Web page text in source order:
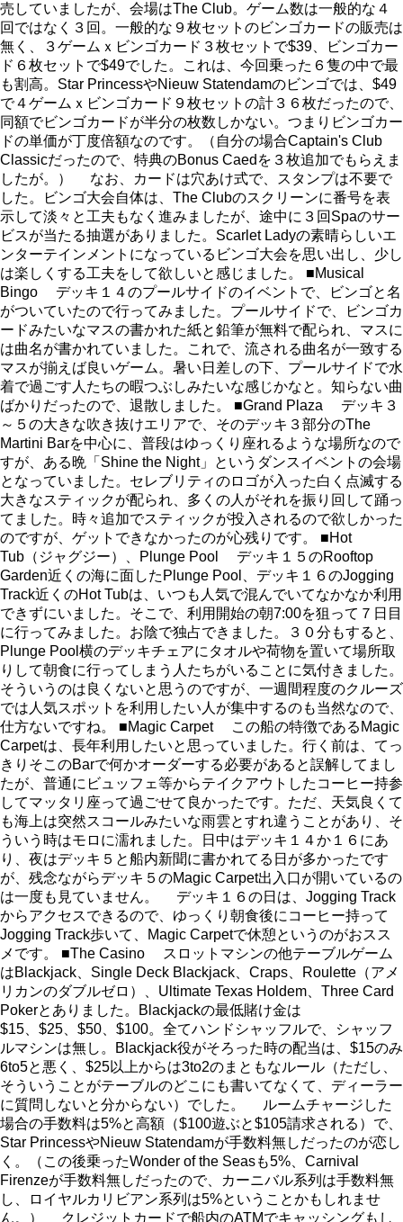
売していましたが、会場はThe Club。ゲーム数は一般的な４
回ではなく３回。一般的な９枚セットのビンゴカードの販売は
無く、３ゲームｘビンゴカード３枚セットで$39、ビンゴカー
ド６枚セットで$49でした。これは、今回乗った６隻の中で最
も割高。Star PrincessやNieuw Statendamのビンゴでは、$49
で４ゲームｘビンゴカード９枚セットの計３６枚だったので、
同額でビンゴカードが半分の枚数しかない。つまりビンゴカー
ドの単価が丁度倍額なのです。（自分の場合Captain's Club
Classicだったので、特典のBonus Caedを３枚追加でもらえま
したが。） なお、カードは穴あけ式で、スタンプは不要で
した。ビンゴ大会自体は、The Clubのスクリーンに番号を表
示して淡々と工夫もなく進みましたが、途中に３回Spaのサー
ビスが当たる抽選がありました。Scarlet Ladyの素晴らしいエ
ンターテインメントになっているビンゴ大会を思い出し、少し
は楽しくする工夫をして欲しいと感じました。 ■Musical
Bingo デッキ１４のプールサイドのイベントで、ビンゴと名
がついていたので行ってみました。プールサイドで、ビンゴカ
ードみたいなマスの書かれた紙と鉛筆が無料で配られ、マスに
は曲名が書かれていました。これで、流される曲名が一致する
マスが揃えば良いゲーム。暑い日差しの下、プールサイドで水
着で過ごす人たちの暇つぶしみたいな感じかなと。知らない曲
ばかりだったので、退散しました。 ■Grand Plaza デッキ３
～５の大きな吹き抜けエリアで、そのデッキ３部分のThe
Martini Barを中心に、普段はゆっくり座れるような場所なので
すが、ある晩「Shine the Night」というダンスイベントの会場
となっていました。セレブリティのロゴが入った白く点滅する
大きなスティックが配られ、多くの人がそれを振り回して踊っ
てました。時々追加でスティックが投入されるので欲しかった
のですが、ゲットできなかったのが心残りです。 ■Hot
Tub（ジャグジー）、Plunge Pool デッキ１５のRooftop
Garden近くの海に面したPlunge Pool、デッキ１６のJogging
Track近くのHot Tubは、いつも人気で混んでいてなかなか利用
できずにいました。そこで、利用開始の朝7:00を狙って７日目
に行ってみました。お陰で独占できました。３０分もすると、
Plunge Pool横のデッキチェアにタオルや荷物を置いて場所取
りして朝食に行ってしまう人たちがいることに気付きました。
そういうのは良くないと思うのですが、一週間程度のクルーズ
では人気スポットを利用したい人が集中するのも当然なので、
仕方ないですね。 ■Magic Carpet この船の特徴であるMagic
Carpetは、長年利用したいと思っていました。行く前は、てっ
きりそこのBarで何かオーダーする必要があると誤解してまし
たが、普通にビュッフェ等からテイクアウトしたコーヒー持参
してマッタリ座って過ごせて良かったです。ただ、天気良くて
も海上は突然スコールみたいな雨雲とすれ違うことがあり、そ
ういう時はモロに濡れました。日中はデッキ１４か１６にあ
り、夜はデッキ５と船内新聞に書かれてる日が多かったです
が、残念ながらデッキ５のMagic Carpet出入口が開いているの
は一度も見ていません。 デッキ１６の日は、Jogging Track
からアクセスできるので、ゆっくり朝食後にコーヒー持って
Jogging Track歩いて、Magic Carpetで休憩というのがおスス
メです。 ■The Casino スロットマシンの他テーブルゲーム
はBlackjack、Single Deck Blackjack、Craps、Roulette（アメ
リカンのダブルゼロ）、Ultimate Texas Holdem、Three Card
Pokerとありました。Blackjackの最低賭け金は
$15、$25、$50、$100。全てハンドシャッフルで、シャッフ
ルマシンは無し。Blackjack役がそろった時の配当は、$15のみ
6to5と悪く、$25以上からは3to2のまともなルール（ただし、
そういうことがテーブルのどこにも書いてなくて、ディーラー
に質問しないと分からない）でした。 ルームチャージした
場合の手数料は5%と高額（$100遊ぶと$105請求される）で、
Star PrincessやNieuw Statendamが手数料無しだったのが恋し
く。（この後乗ったWonder of the Seasも5%、Carnival
Firenzeが手数料無しだったので、カーニバル系列は手数料無
し、ロイヤルカリビアン系列は5%ということかもしれませ
ん。） クレジットカードで船内のATMでキャッシングもし